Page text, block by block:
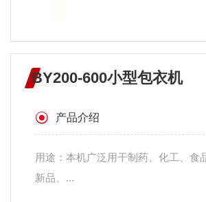
BY200-600小型包衣机
产品介绍
用途：本机广泛用干制药、化工、食
新品、...